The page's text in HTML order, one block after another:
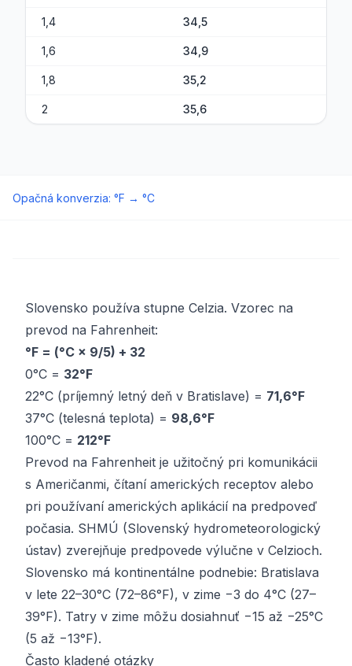
1,4 34,5
1,6 34,9
1,8 35,2
2 35,6
Opačná konverzia: °F → °C
Slovensko používa stupne Celzia. Vzorec na
prevod na Fahrenheit:
°F = (°C × 9/5) + 32
0°C = 32°F
22°C (príjemný letný deň v Bratislave) = 71,6°F
37°C (telesná teplota) = 98,6°F
100°C = 212°F
Prevod na Fahrenheit je užitočný pri komunikácii
s Američanmi, čítaní amerických receptov alebo
pri používaní amerických aplikácií na predpoveď
počasia. SHMÚ (Slovenský hydrometeorologický
ústav) zverejňuje predpovede výlučne v Celzioch.
Slovensko má kontinentálne podnebie: Bratislava
v lete 22–30°C (72–86°F), v zime −3 do 4°C (27–
39°F). Tatry v zime môžu dosiahnuť −15 až −25°C
(5 až −13°F).
Často kladené otázky